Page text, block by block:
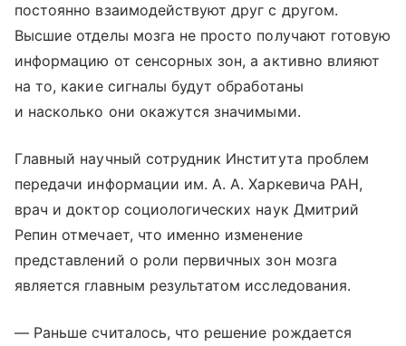
постоянно взаимодействуют друг с другом.
Высшие отделы мозга не просто получают готовую
информацию от сенсорных зон, а активно влияют
на то, какие сигналы будут обработаны
и насколько они окажутся значимыми.
Главный научный сотрудник Института проблем
передачи информации им. А. А. Харкевича РАН,
врач и доктор социологических наук Дмитрий
Репин отмечает, что именно изменение
представлений о роли первичных зон мозга
является главным результатом исследования.
— Раньше считалось, что решение рождается